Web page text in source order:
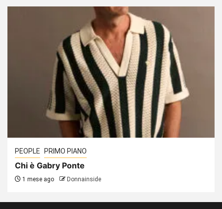
PEOPLE PRIMO PIANO
Chi è Gabry Ponte
1 mese ago Donnainside